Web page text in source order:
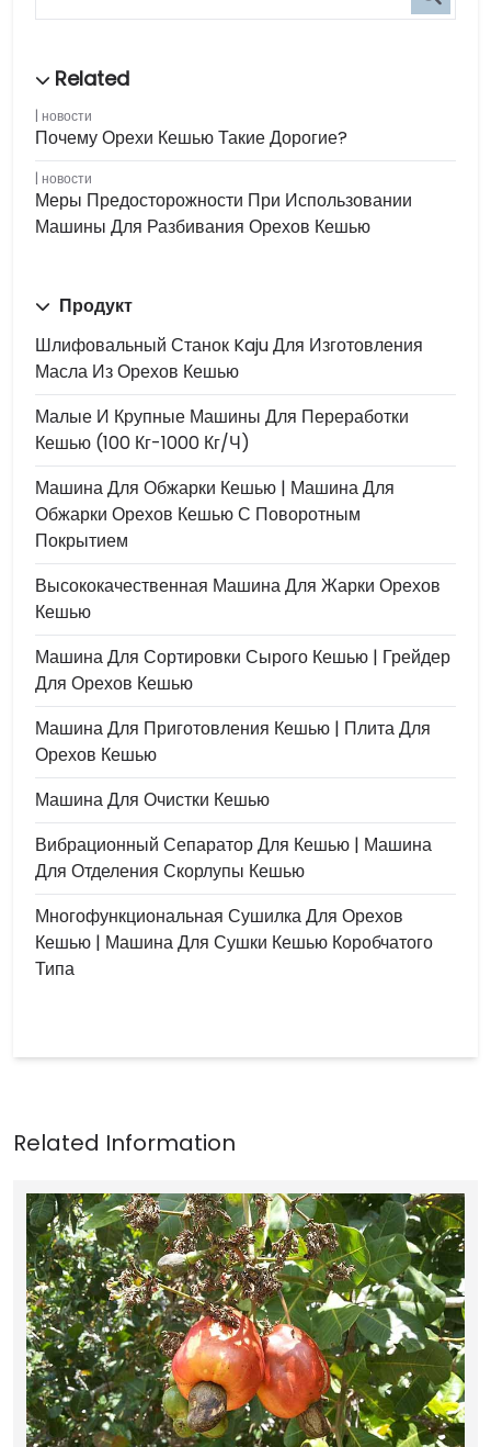
новости
Почему Орехи Кешью Такие Дорогие?
новости
Меры Предосторожности При Использовании
Машины Для Разбивания Орехов Кешью
Продукт
Шлифовальный Станок Kaju Для Изготовления
Масла Из Орехов Кешью
Малые И Крупные Машины Для Переработки
Кешью (100 Кг-1000 Кг/ч)
Машина Для Обжарки Кешью | Машина Для
Обжарки Орехов Кешью С Поворотным
Покрытием
Высококачественная Машина Для Жарки Орехов
Кешью
Машина Для Сортировки Сырого Кешью | Грейдер
Для Орехов Кешью
Машина Для Приготовления Кешью | Плита Для
Орехов Кешью
Машина Для Очистки Кешью
Вибрационный Сепаратор Для Кешью | Машина
Для Отделения Скорлупы Кешью
Многофункциональная Сушилка Для Орехов
Кешью | Машина Для Сушки Кешью Коробчатого
Типа